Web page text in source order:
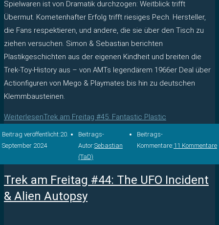
Spielwaren ist von Dramatik durchzogen: Weitblick trifft
Übermut. Kometenhafter Erfolg trifft riesiges Pech. Hersteller,
die Fans respektieren, und andere, die sie über den Tisch zu
ziehen versuchen. Simon & Sebastian berichten
Plastikgeschichten aus der eigenen Kindheit und breiten die
Trek-Toy-History aus – von AMTs legendärem 1966er Deal über
Actionfiguren von Mego & Playmates bis hin zu deutschen
Klemmbausteinen.
WeiterlesenTrek am Freitag #45: Fantastic Plastic
Beitrag veröffentlicht:20.
September 2024
Beitrags-
Autor:Sebastian
(TaD)
Beitrags-
Kommentare:11 Kommentare
Trek am Freitag #44: The UFO Incident
& Alien Autopsy